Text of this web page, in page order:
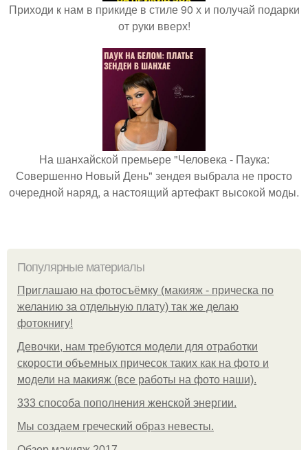
Приходи к нам в прикиде в стиле 90 х и получай подарки
от руки вверх!
На шанхайской премьере "Человека - Паука:
Совершенно Новый День" зендея выбрала не просто
очередной наряд, а настоящий артефакт высокой моды.
Популярные материалы
Приглашаю на фотосъёмку (макияж - прическа по
желанию за отдельную плату) так же делаю
фотокнигу!
Девочки, нам требуются модели для отработки
скорости объемных причесок таких как на фото и
модели на макияж (все работы на фото наши).
333 способа пополнения женской энергии.
Мы создаем греческий образ невесты.